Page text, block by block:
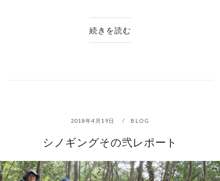
続きを読む
2018年4月19日 BLOG
シノギングその弐レポート